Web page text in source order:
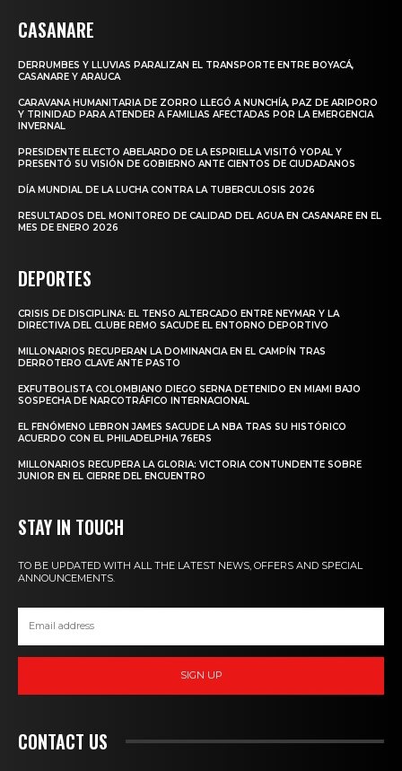
CASANARE
DERRUMBES Y LLUVIAS PARALIZAN EL TRANSPORTE ENTRE BOYACÁ,
CASANARE Y ARAUCA
CARAVANA HUMANITARIA DE ZORRO LLEGÓ A NUNCHÍA, PAZ DE ARIPORO
Y TRINIDAD PARA ATENDER A FAMILIAS AFECTADAS POR LA EMERGENCIA
INVERNAL
PRESIDENTE ELECTO ABELARDO DE LA ESPRIELLA VISITÓ YOPAL Y
PRESENTÓ SU VISIÓN DE GOBIERNO ANTE CIENTOS DE CIUDADANOS
DÍA MUNDIAL DE LA LUCHA CONTRA LA TUBERCULOSIS 2026
RESULTADOS DEL MONITOREO DE CALIDAD DEL AGUA EN CASANARE EN EL
MES DE ENERO 2026
DEPORTES
CRISIS DE DISCIPLINA: EL TENSO ALTERCADO ENTRE NEYMAR Y LA
DIRECTIVA DEL CLUBE REMO SACUDE EL ENTORNO DEPORTIVO
MILLONARIOS RECUPERAN LA DOMINANCIA EN EL CAMPÍN TRAS
DERROTERO CLAVE ANTE PASTO
EXFUTBOLISTA COLOMBIANO DIEGO SERNA DETENIDO EN MIAMI BAJO
SOSPECHA DE NARCOTRÁFICO INTERNACIONAL
EL FENÓMENO LEBRON JAMES SACUDE LA NBA TRAS SU HISTÓRICO
ACUERDO CON EL PHILADELPHIA 76ERS
MILLONARIOS RECUPERA LA GLORIA: VICTORIA CONTUNDENTE SOBRE
JUNIOR EN EL CIERRE DEL ENCUENTRO
STAY IN TOUCH
TO BE UPDATED WITH ALL THE LATEST NEWS, OFFERS AND SPECIAL
ANNOUNCEMENTS.
SIGN UP
CONTACT US